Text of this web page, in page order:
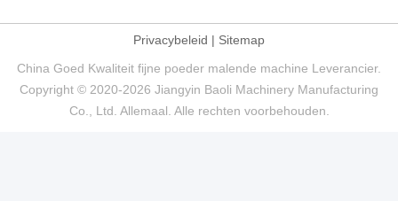
Privacybeleid | Sitemap
China Goed Kwaliteit fijne poeder malende machine Leverancier.
Copyright © 2020-2026 Jiangyin Baoli Machinery Manufacturing
Co., Ltd. Allemaal. Alle rechten voorbehouden.